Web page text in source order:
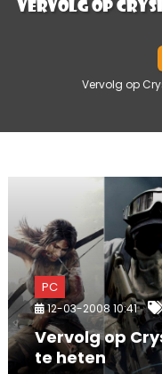
Vervolg op
Vervolg op
PC
12-03-2008 10:41
Vervolg op
te heten